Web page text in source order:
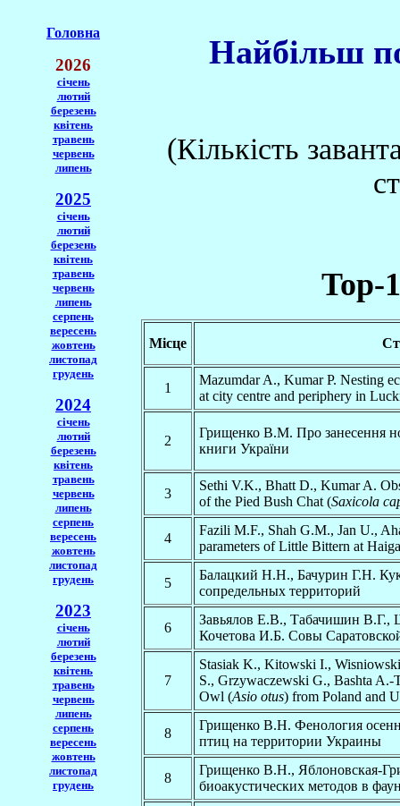
Головна
2026
січень
лютий
березень
квітень
травень
червень
липень
2025
січень
лютий
березень
квітень
травень
червень
липень
серпень
вересень
жовтень
листопад
грудень
2024
січень
лютий
березень
квітень
травень
червень
липень
серпень
вересень
жовтень
листопад
грудень
2023
січень
лютий
березень
квітень
травень
червень
липень
серпень
вересень
жовтень
листопад
грудень
Найбільш
(Кількість
Top-
Місце
1
Mazumdar A., Kumar P. Nesting
at city centre and periphery in
2
Грищенко В.М. Про занесення
книги України
3
Sethi V.K., Bhatt D., Kumar A.
of the Pied Bush Chat (Saxicola
4
Fazili M.F., Shah G.M., Jan U.,
parameters of Little Bittern at
5
Балацкий Н.Н., Бачурин Г.Н.
сопредельных территорий
6
Завьялов Е.В., Табачишин
Кочетова И.Б. Совы
7
Stasiak K., Kitowski I.,
S., Grzywaczewski G., Bashta
Owl (Asio otus) from Poland and
8
Грищенко В.Н. Фенология
птиц на территории Украины
8
Грищенко В.Н., Яблоновская-
биоакустических методов в